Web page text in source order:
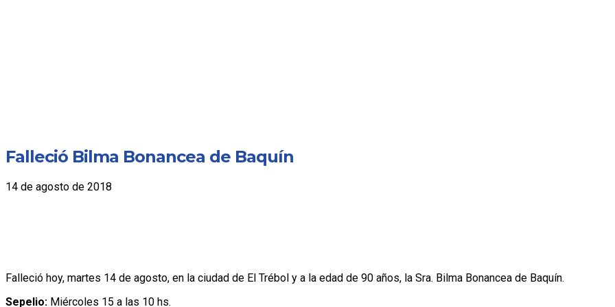
Falleció Bilma Bonancea de Baquín
14 de agosto de 2018
Falleció hoy, martes 14 de agosto, en la ciudad de El Trébol y a la edad de 90 años, la Sra. Bilma Bonancea de Baquín.
Sepelio: Miércoles 15 a las 10 hs.